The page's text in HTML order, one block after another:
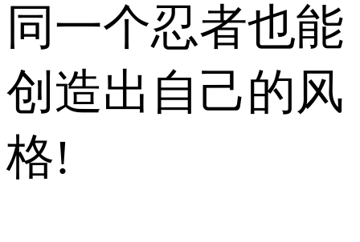
同一个忍者也能
创造出自己的风
格!